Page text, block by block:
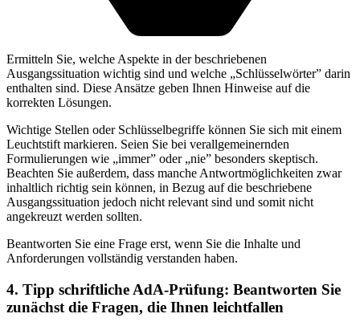
Ermitteln Sie, welche Aspekte in der beschriebenen
Ausgangssituation wichtig sind und welche „Schlüsselwörter” darin
enthalten sind. Diese Ansätze geben Ihnen Hinweise auf die
korrekten Lösungen.
Wichtige Stellen oder Schlüsselbegriffe können Sie sich mit einem
Leuchtstift markieren. Seien Sie bei verallgemeinernden
Formulierungen wie „immer” oder „nie” besonders skeptisch.
Beachten Sie außerdem, dass manche Antwortmöglichkeiten zwar
inhaltlich richtig sein können, in Bezug auf die beschriebene
Ausgangssituation jedoch nicht relevant sind und somit nicht
angekreuzt werden sollten.
Beantworten Sie eine Frage erst, wenn Sie die Inhalte und
Anforderungen vollständig verstanden haben.
4. Tipp schriftliche AdA-Prüfung: Beantworten Sie
zunächst die Fragen, die Ihnen leichtfallen